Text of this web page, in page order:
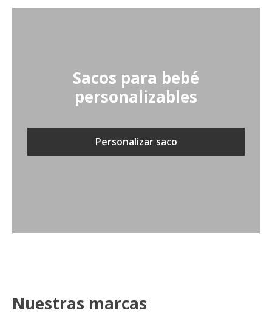
Sacos para bebé
personalizables
Personalizar saco
Nuestras marcas